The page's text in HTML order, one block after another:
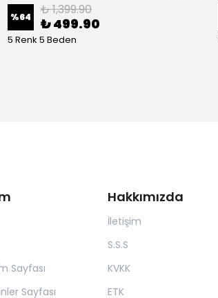
%64 ₺ 1,399.90
₺ 499.90
5 Renk 5 Beden
Sayfası
Sayfası
Hakkımızda
İletişim
S.S.S
KVKK
ETK